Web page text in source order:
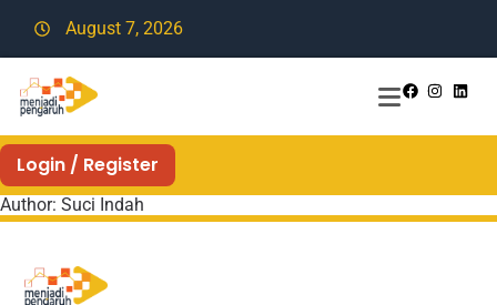
August 7, 2026
Login / Register
Author: Suci Indah